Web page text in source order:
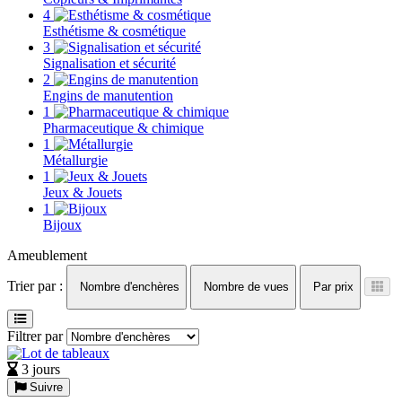
4
Esthétisme & cosmétique
3
Signalisation et sécurité
2
Engins de manutention
1
Pharmaceutique & chimique
1
Métallurgie
1
Jeux & Jouets
1
Bijoux
Ameublement
Trier par :
Nombre d'enchères Nombre de vues Par prix
Filtrer par
3 jours
Suivre